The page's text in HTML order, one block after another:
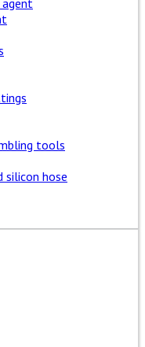
tools
silicon hose